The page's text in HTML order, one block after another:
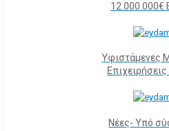
12.000.000€
Υφιστάμενες
Νέες- Υπό